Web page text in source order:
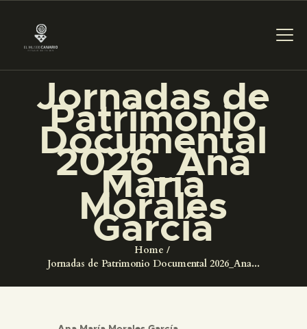
Jornadas de
Patrimonio
Documental
2026_Ana
María
Morales
García
Home
Jornadas de Patrimonio Documental 2026_Ana...
PREPARAR LA VISITA
ACTIVIDADES
EL MUSEO
COLECCIONES